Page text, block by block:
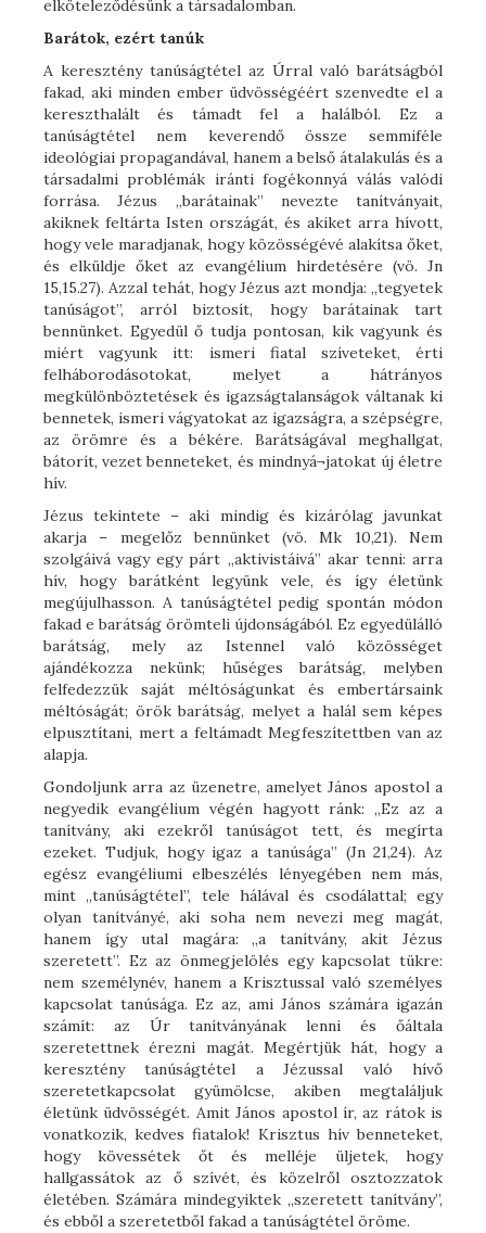
elköteleződésünk a társadalomban.
Barátok, ezért tanúk
A keresztény tanúságtétel az Úrral való barátságból
fakad, aki minden ember üdvösségéért szenvedte el a
kereszthalált és támadt fel a halálból. Ez a
tanúságtétel nem keverendő össze semmiféle
ideológiai propagandával, hanem a belső átalakulás és a
társadalmi problémák iránti fogékonnyá válás valódi
forrása. Jézus „barátainak” nevezte tanítványait,
akiknek feltárta Isten országát, és akiket arra hívott,
hogy vele maradjanak, hogy közösségévé alakítsa őket,
és elküldje őket az evangélium hirdetésére (vö. Jn
15,15.27). Azzal tehát, hogy Jézus azt mondja: „tegyetek
tanúságot”, arról biztosít, hogy barátainak tart
bennünket. Egyedül ő tudja pontosan, kik vagyunk és
miért vagyunk itt: ismeri fiatal szíveteket, érti
felháborodásotokat, melyet a hátrányos
megkülönböztetések és igazságtalanságok váltanak ki
bennetek, ismeri vágyatokat az igazságra, a szépségre,
az örömre és a békére. Barátságával meghallgat,
bátorít, vezet benneteket, és mindnyá¬jatokat új életre
hív.
Jézus tekintete – aki mindig és kizárólag javunkat
akarja – megelőz bennünket (vö. Mk 10,21). Nem
szolgáivá vagy egy párt „aktivistáivá” akar tenni: arra
hív, hogy barátként legyünk vele, és így életünk
megújulhasson. A tanúságtétel pedig spontán módon
fakad e barátság örömteli újdonságából. Ez egyedülálló
barátság, mely az Istennel való közösséget
ajándékozza nekünk; hűséges barátság, melyben
felfedezzük saját méltóságunkat és embertársaink
méltóságát; örök barátság, melyet a halál sem képes
elpusztítani, mert a feltámadt Megfeszítettben van az
alapja.
Gondoljunk arra az üzenetre, amelyet János apostol a
negyedik evangélium végén hagyott ránk: „Ez az a
tanítvány, aki ezekről tanúságot tett, és megírta
ezeket. Tudjuk, hogy igaz a tanúsága” (Jn 21,24). Az
egész evangéliumi elbeszélés lényegében nem más,
mint „tanúságtétel”, tele hálával és csodálattal; egy
olyan tanítványé, aki soha nem nevezi meg magát,
hanem így utal magára: „a tanítvány, akit Jézus
szeretett”. Ez az önmegjelölés egy kapcsolat tükre:
nem személynév, hanem a Krisztussal való személyes
kapcsolat tanúsága. Ez az, ami János számára igazán
számít: az Úr tanítványának lenni és őáltala
szeretettnek érezni magát. Megértjük hát, hogy a
keresztény tanúságtétel a Jézussal való hívő
szeretetkapcsolat gyümölcse, akiben megtaláljuk
életünk üdvösségét. Amit János apostol ír, az rátok is
vonatkozik, kedves fiatalok! Krisztus hív benneteket,
hogy kövessétek őt és melléje üljetek, hogy
hallgassátok az ő szívét, és közelről osztozzatok
életében. Számára mindegyiktek „szeretett tanítvány”,
és ebből a szeretetből fakad a tanúságtétel öröme.